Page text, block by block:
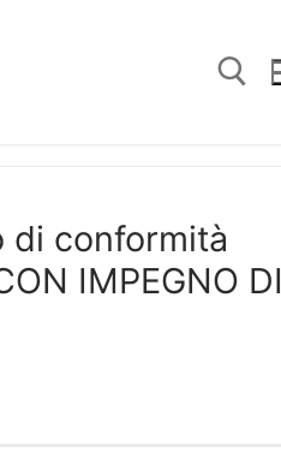
di conformità
IMPEGNO DI